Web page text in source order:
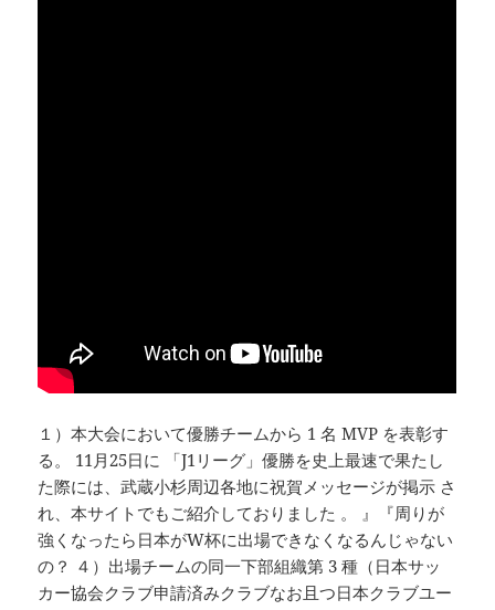
１）本大会において優勝チームから 1 名 MVP を表彰す
る。 11月25日に 「J1リーグ」優勝を史上最速で果たし
た際には、武蔵小杉周辺各地に祝賀メッセージが掲示 さ
れ、本サイトでもご紹介しておりました 。 』『周りが
強くなったら日本がW杯に出場できなくなるんじゃない
の？ ４）出場チームの同一下部組織第 3 種（日本サッ
カー協会クラブ申請済みクラブなお且つ日本クラブユー